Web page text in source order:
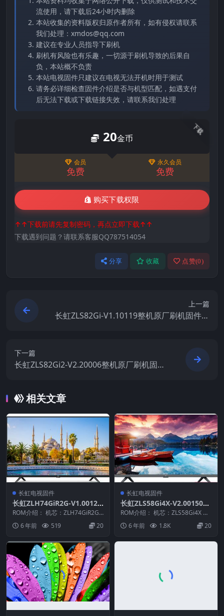
流使用，请下载后24小时内删除
本站收集的资料版权归原作者所有，如有侵权请联系
我们处理：xmdos@qq.com
建议在专业人员指导下刷机
刷机有风险也有乐趣，一切源于刷机导致的后果自
负，本站概不负责
本站电视固件只建议在电视无法开机时用于测试
请务必详细检查固件介绍是否与机型匹配，如遇支付
后无法下载或下载链接失效，请联系我们处理
下载
20金币
会员
免费
永久会员
免费
购买下载权限
↑↑下载前请先复制密码，再点立即下载↑↑
下载遇到问题？请联系客服QQ787514054
分享 收藏 点赞(0)
上一篇
长虹ZLS82Gi-V1.10119整机原厂刷机固件下
下一篇
长虹ZLS82Gi2-V2.20006整机原厂刷机固件
相关文章
长虹电视固件
长虹ZLH74GiR2G-V1.00120
整机原厂刷机固件下载
ROM介绍： 机芯：ZLH74GiR2G
型：...6 年前 519 20
长虹电视固件
长虹ZLS58Gi4X-V2.00150整
机原厂刷机固件下载
ROM介绍： 机芯：ZLS58Gi4X 固
件版本：V2.00150 适用机型：
请...6 年前 1.8K 20